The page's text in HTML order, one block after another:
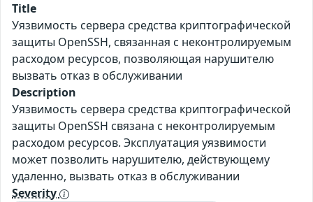
Title
Уязвимость сервера средства криптографической
защиты OpenSSH, связанная с неконтролируемым
расходом ресурсов, позволяющая нарушителю
вызвать отказ в обслуживании
Description
Уязвимость сервера средства криптографической
защиты OpenSSH связана с неконтролируемым
расходом ресурсов. Эксплуатация уязвимости
может позволить нарушителю, действующему
удаленно, вызвать отказ в обслуживании
Severity